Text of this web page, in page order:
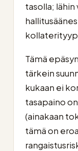
tasolla; lähin
Tämä
tärkein
kukaan ei
tasapaino
(ainakaan
tämä on